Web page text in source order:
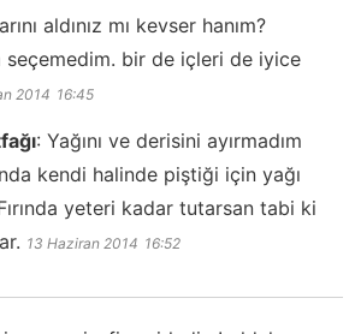
aldınız mı kevser hanım?
bir de içleri de iyice
2014 16:45
: Yağını ve derisini ayırmadım
kendi halinde piştiği için yağı
yeteri kadar tutarsan tabi ki
13 Haziran 2014 16:52